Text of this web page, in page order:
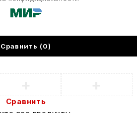
Сравнить (0)
Сравнить